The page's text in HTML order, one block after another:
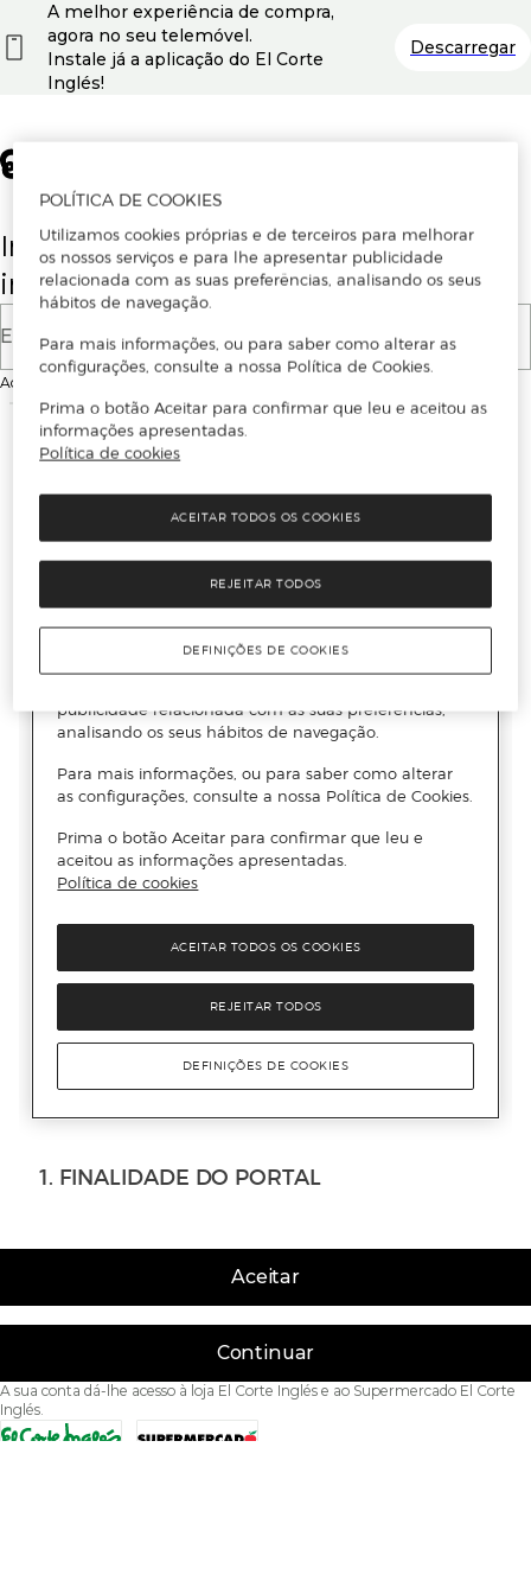
Insira o seu email para se registar ou
iniciar sessão.
E-mail
Ao continuar, aceitas as
Aceitar
Continuar
A sua conta dá-lhe acesso à loja El Corte Inglés e ao Supermercado El Corte
Inglés.
A melhor experiência de compra,
agora no seu telemóvel.
Instale já a aplicação do El Corte
Inglés!
Descarregar
POLÍTICA DE COOKIES
Utilizamos cookies próprias e de terceiros para melhorar
os nossos serviços e para lhe apresentar publicidade
relacionada com as suas preferências, analisando os seus
hábitos de navegação.
Para mais informações, ou para saber como alterar as
configurações, consulte a nossa Política de Cookies.
Prima o botão Aceitar para confirmar que leu e aceitou as
informações apresentadas.
Política de cookies
REJEITAR TODOS
ACEITAR TODOS OS COOKIES
DEFINIÇÕES DE COOKIES